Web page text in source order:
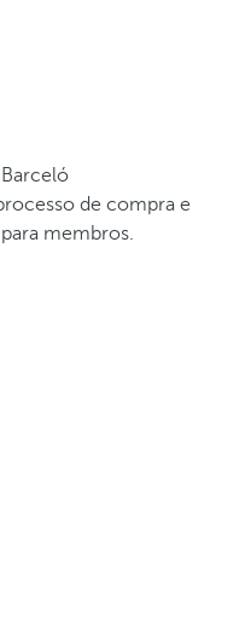
de compra e
membros.